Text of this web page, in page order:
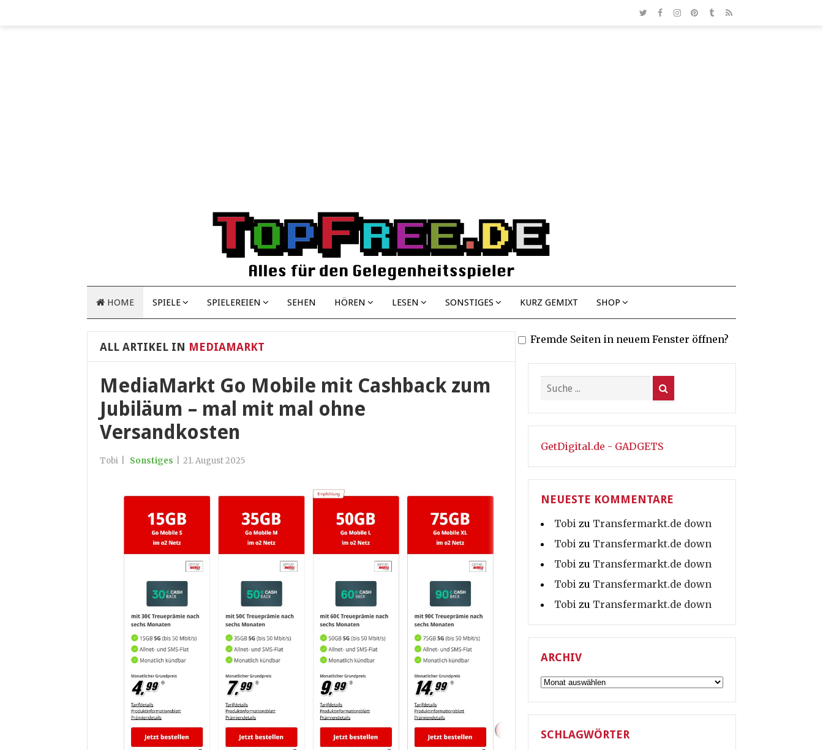
HOME SPIELE SPIELEREIEN SEHEN HÖREN LESEN SONSTIGES KURZ GEMIXT SHOP
ALL ARTIKEL IN MEDIAMARKT
MediaMarkt Go Mobile mit Cashback zum
Jubiläum – mal mit mal ohne
Versandkosten
Tobi Sonstiges 21. August 2025
Fremde Seiten in neuem Fenster öffnen?
GetDigital.de - GADGETS
NEUESTE KOMMENTARE
Tobi zu Transfermarkt.de down
Tobi zu Transfermarkt.de down
Tobi zu Transfermarkt.de down
Tobi zu Transfermarkt.de down
Tobi zu Transfermarkt.de down
ARCHIV
Archiv
SCHLAGWÖRTER